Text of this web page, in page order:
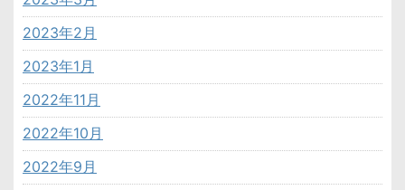
2023年2月
2023年1月
2022年11月
2022年10月
2022年9月